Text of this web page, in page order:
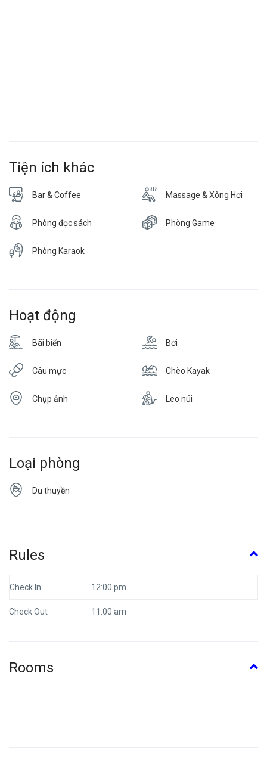
Tiện ích khác
Bar & Coffee Massage & Xông Hơi
Phòng đọc sách Phòng Game
Phòng Karaok
Hoạt động
Bãi biển Bơi
Câu mực Chèo Kayak
Chụp ảnh Leo núi
Loại phòng
Du thuyền
Rules
Check In 12:00 pm
Check Out 11:00 am
Rooms